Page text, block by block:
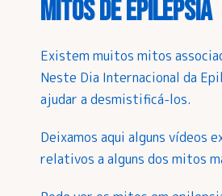
Mitos de Epilepsia
Existem muitos mitos
Neste Dia Internacional da
ajudar a desmistificá-los.
Deixamos aqui alguns vídeos
relativos a alguns dos mitos